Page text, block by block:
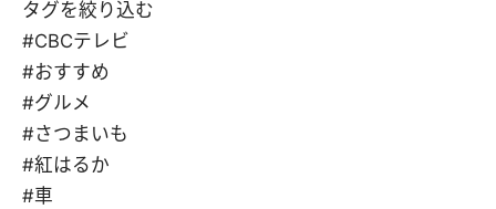
タグを絞り込む
#CBCテレビ
#おすすめ
#グルメ
#さつまいも
#紅はるか
#車